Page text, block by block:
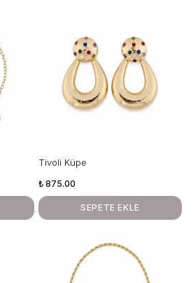
Tivoli Küpe
₺ 875.00
SEPETE EKLE